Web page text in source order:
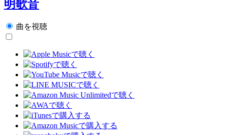
明歌音
曲を視聴